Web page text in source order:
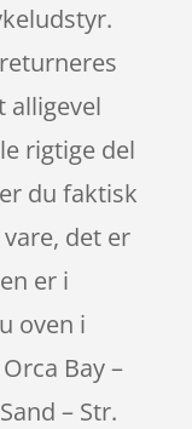
alligevel
rigtige del
du faktisk
det er
er i
oven i
Bay –
– Str.